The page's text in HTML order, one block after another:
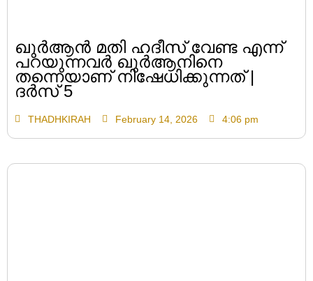
ഖുർആൻ മതി ഹദീസ് വേണ്ട എന്ന്
പറയുന്നവർ ഖുർആനിനെ
തന്നെയാണ് നിഷേധിക്കുന്നത് |
ദർസ് 5
THADHKIRAH February 14, 2026 4:06 pm